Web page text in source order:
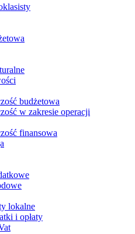
budżetowa
w zakresie operacji
finansowa
lokalne
i opłaty